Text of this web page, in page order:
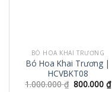
BÓ HOA KHAI TRƯƠNG
Bó Hoa Khai Trương |
HCVBKT08
1.000.000₫ 800.000₫